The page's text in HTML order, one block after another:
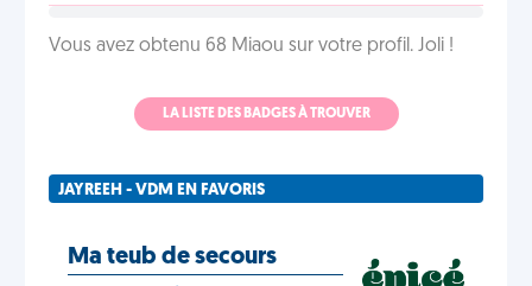
Vous avez obtenu 68 Miaou sur votre profil. Joli !
LA LISTE DES BADGES À TROUVER
JAYREEH - VDM EN FAVORIS
Ma teub de secours